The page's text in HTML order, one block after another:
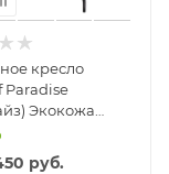
кресло
Paradise
Экокожа
руб.